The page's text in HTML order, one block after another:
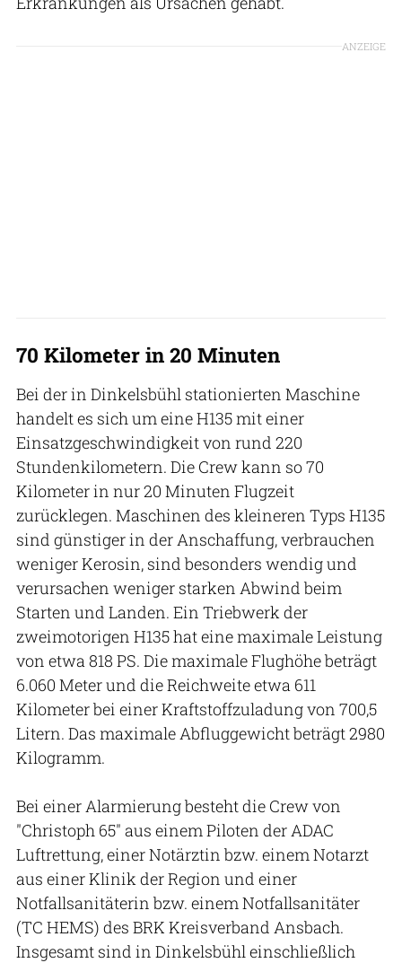
ANZEIGE
70 Kilometer in 20 Minuten
Bei der in Dinkelsbühl stationierten Maschine
handelt es sich um eine H135 mit einer
Einsatzgeschwindigkeit von rund 220
Stundenkilometern. Die Crew kann so 70
Kilometer in nur 20 Minuten Flugzeit
zurücklegen. Maschinen des kleineren Typs H135
sind günstiger in der Anschaffung, verbrauchen
weniger Kerosin, sind besonders wendig und
verursachen weniger starken Abwind beim
Starten und Landen. Ein Triebwerk der
zweimotorigen H135 hat eine maximale Leistung
von etwa 818 PS. Die maximale Flughöhe beträgt
6.060 Meter und die Reichweite etwa 611
Kilometer bei einer Kraftstoffzuladung von 700,5
Litern. Das maximale Abfluggewicht beträgt 2980
Kilogramm.
Bei einer Alarmierung besteht die Crew von
"Christoph 65" aus einem Piloten der ADAC
Luftrettung, einer Notärztin bzw. einem Notarzt
aus einer Klinik der Region und einer
Notfallsanitäterin bzw. einem Notfallsanitäter
(TC HEMS) des BRK Kreisverband Ansbach.
Insgesamt sind in Dinkelsbühl einschließlich